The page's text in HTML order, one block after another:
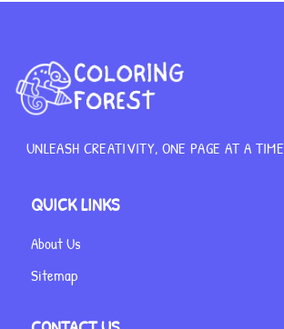
UNLEASH CREATIVITY, ONE PAGE AT A TIME
QUICK LINKS
About Us
Sitemap